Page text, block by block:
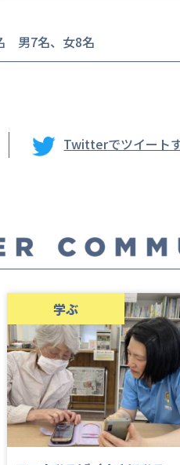
男7名、女8名
Twitterでツイート
学ぶ